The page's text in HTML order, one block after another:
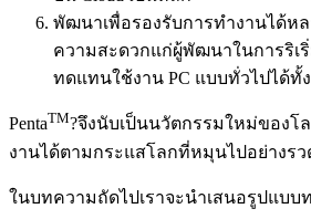
พัฒนาเพื่อรองรับการทำงานได้หล
ความสะดวกแก่ผู้พัฒนาในการริเ
ทดแทนใช้งาน PC แบบทั่วไปได้ทั้
PentaTM?จึงนับเป็นนวัตกรรมใหม่ของโ
งานได้ตามกระแสโลกที่หมุนไปอย่างรว
ในบทความถัดไปเราจะนำเสนอรูปแบบท